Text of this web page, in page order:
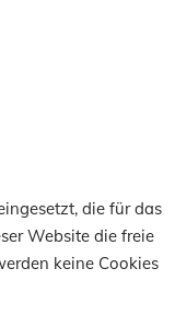
die für das
Website die freie
keine Cookies
für
GmbH nach
Paul
die